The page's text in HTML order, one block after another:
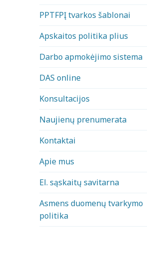
PPTFPĮ tvarkos šablonai
Apskaitos politika plius
Darbo apmokėjimo sistema
DAS online
Konsultacijos
Naujienų prenumerata
Kontaktai
Apie mus
El. sąskaitų savitarna
Asmens duomenų tvarkymo
politika